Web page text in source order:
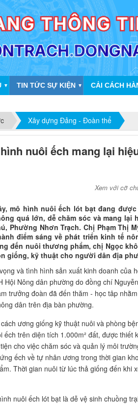
▼ TIN TỨC SỰ KIỆN ▼ CẢI CÁCH
Xây dựng Đảng - Đoàn thể
nuôi ếch mang lại
Xem với cỡ
mô hình nuôi ếch lót bạt đang
quá lớn, dễ chăm sóc và mang lại
Phường Nhơn Trạch. Chị Phạm Thị
điểm sáng về phát triển kinh tế
đến nuôi thương phẩm, chị Ngọc
giống, kỹ thuật cho người dân địa
và tình hình sản xuất kinh doanh của
Hội Nông dân phường do đồng chí
trưởng đoàn đã đến thăm - học tâp
dân trên địa bàn phường.
ương giống kỹ thuật nuôi và phòng
ếch trên diện tích 1.000m² đất, được thiết
cho việc chăm sóc và quản lý môi
ếch về tự nhân ương trong thời gian
Thời gian nuôi từ lúc thả giống đến khi
nuôi ếch lót bạt là dễ vệ sinh chuồng